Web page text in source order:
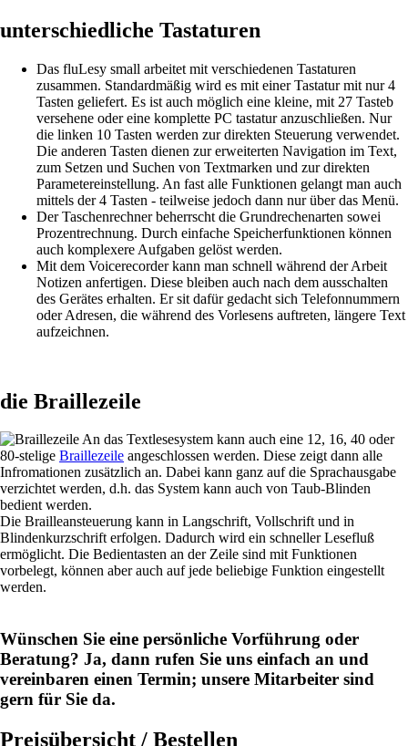
unterschiedliche Tastaturen
Das fluLesy small arbeitet mit verschiedenen Tastaturen
zusammen. Standardmäßig wird es mit einer Tastatur mit nur 4
Tasten geliefert. Es ist auch möglich eine kleine, mit 27 Tasteb
versehene oder eine komplette PC tastatur anzuschließen. Nur
die linken 10 Tasten werden zur direkten Steuerung verwendet.
Die anderen Tasten dienen zur erweiterten Navigation im Text,
zum Setzen und Suchen von Textmarken und zur direkten
Parametereinstellung. An fast alle Funktionen gelangt man auch
mittels der 4 Tasten - teilweise jedoch dann nur über das Menü.
Der Taschenrechner beherrscht die Grundrechenarten sowei
Prozentrechnung. Durch einfache Speicherfunktionen können
auch komplexere Aufgaben gelöst werden.
Mit dem Voicerecorder kann man schnell während der Arbeit
Notizen anfertigen. Diese bleiben auch nach dem ausschalten
des Gerätes erhalten. Er sit dafür gedacht sich Telefonnummern
oder Adresen, die während des Vorlesens auftreten, längere Text
aufzeichnen.
die Braillezeile
An das Textlesesystem kann auch eine 12, 16, 40 oder
80-stelige Braillezeile angeschlossen werden. Diese zeigt dann alle
Infromationen zusätzlich an. Dabei kann ganz auf die Sprachausgabe
verzichtet werden, d.h. das System kann auch von Taub-Blinden
bedient werden.
Die Brailleansteuerung kann in Langschrift, Vollschrift und in
Blindenkurzschrift erfolgen. Dadurch wird ein schneller Lesefluß
ermöglicht. Die Bedientasten an der Zeile sind mit Funktionen
vorbelegt, können aber auch auf jede beliebige Funktion eingestellt
werden.
Wünschen Sie eine persönliche Vorführung oder
Beratung? Ja, dann rufen Sie uns einfach an und
vereinbaren einen Termin; unsere Mitarbeiter sind
gern für Sie da.
Preisübersicht / Bestellen